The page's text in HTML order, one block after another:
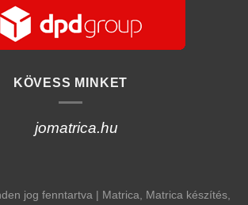
KÖVESS MINKET
jomatrica.hu
jog fenntartva | Matrica, Matrica készítés,